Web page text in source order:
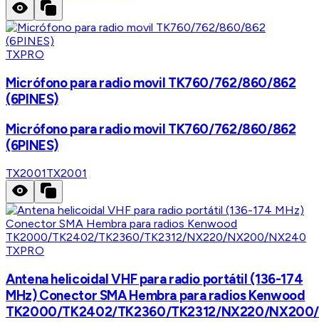
TXPRO
Micrófono para radio movil TK760/762/860/862
(6PINES)
Micrófono para radio movil TK760/762/860/862
(6PINES)
TX2001TX2001
TXPRO
Antena helicoidal VHF para radio portátil (136-174
MHz) Conector SMA Hembra para radios Kenwood
TK2000/TK2402/TK2360/TK2312/NX220/